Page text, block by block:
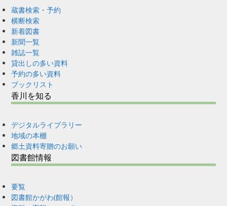
蔵書検索・予約
横断検索
新着図書
新聞一覧
雑誌一覧
貸出しの多い資料
予約の多い資料
ブックリスト
香川を知る
デジタルライブラリー
地域の本棚
郷土資料寄贈のお願い
図書館情報
要覧
図書館かがわ(館報）